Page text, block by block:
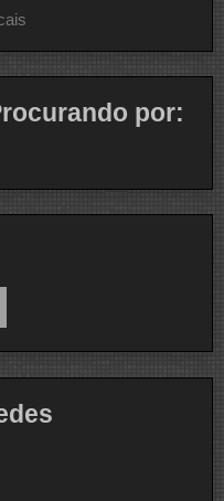
por: